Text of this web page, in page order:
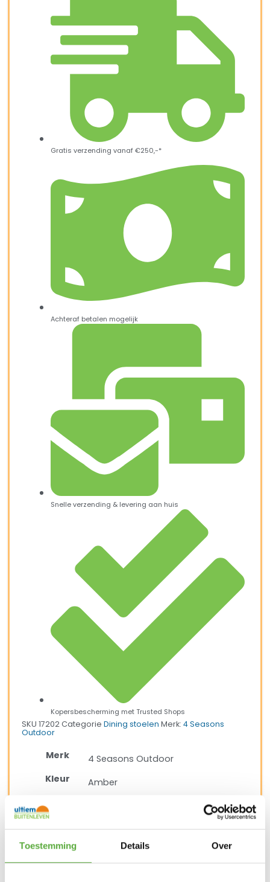
Toestemming Details Over
Gratis verzending vanaf €250,-*
Achteraf betalen mogelijk
Snelle verzending & levering aan huis
Kopersbescherming met Trusted Shops
SKU17202Categorie Dining stoelen Merk:4 Seasons
Outdoor
Merk
4 Seasons Outdoor
Kleur
Amber
Kleur 2
Materiaal
Aluminium
Materiaal 2